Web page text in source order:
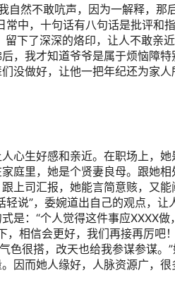
自然不敢吭声，因为一解释，那
中，十句话有八句话是批评和
下了深深的烙印，让人不敢亲近
，我才知道爷爷是属于烦恼障
没做好，让他一把年纪还为家人
心生好感和亲近。在职场上，
庭里，她是个贤妻良母。跟她
上司汇报，她能言简意赅，又能
说”，委婉道出自己的观点，让
是：“个人觉得这件事应XXXX做
相信会更好，我们再接再厉吧
色很搭，改天也给我参谋参谋。
因而她人缘好，人脉资源广，